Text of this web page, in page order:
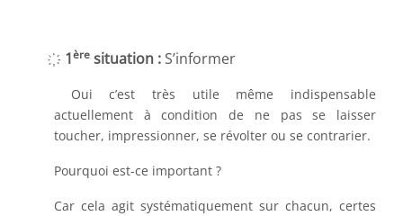
҉ 1ère situation : S’informer
Oui c’est très utile même indispensable
actuellement à condition de ne pas se laisser
toucher, impressionner, se révolter ou se contrarier.
Pourquoi est-ce important ?
Car cela agit systématiquement sur chacun, certes